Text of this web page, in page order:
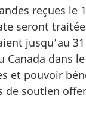
reçues le
seront
jusqu’au
Canada dans
et pouvoir
de soutien